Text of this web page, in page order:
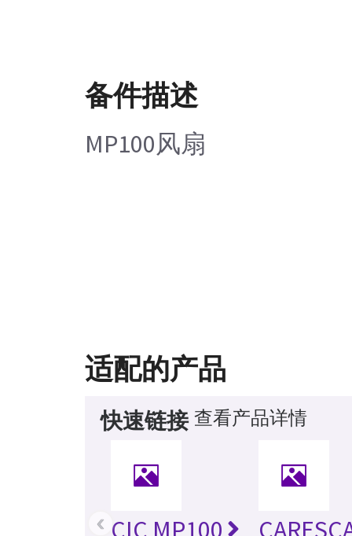
备件描述
MP100风扇
适配的产品
快速链接 查看产品详情
‹